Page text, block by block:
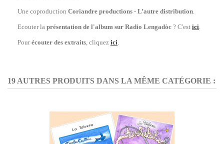
Une coproduction Coriandre productions - L’autre distribution.
Ecouter la présentation de l'album sur Radio Lengadòc ? C'est ici.
Pourécouter des extraits, cliquez ici.
19 AUTRES PRODUITS DANS LA MÊME CATÉGORIE :